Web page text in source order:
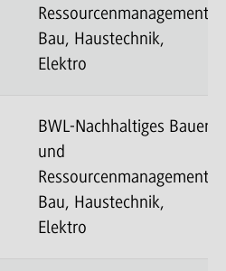
Ressourcenmanagement-
Bau, Haustechnik,
Elektro
BWL-Nachhaltiges Bauen
und
Ressourcenmanagement-
Bau, Haustechnik,
Elektro